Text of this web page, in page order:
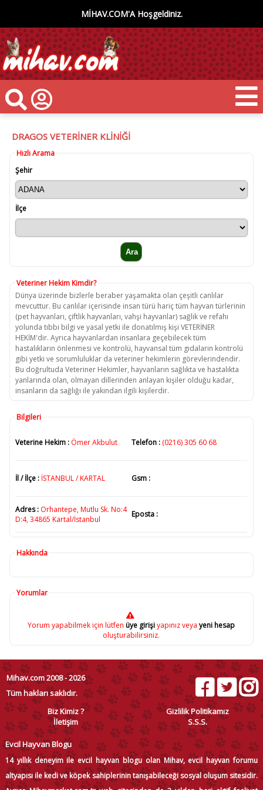
MİHAV.COM'A Hoşgeldiniz.
DRAGOS VETERİNER KLİNİĞİ
Hızlı Arama
Şehir
İlçe
Veteriner Hekim Kimdir?
Dünya üzerinde bizlerle beraber yaşamakta olan çeşitli canlılar
mevcuttur. Bu canlılar içerisinde insan türü hariç tüm hayvan türlerinin
(pet hayvanları, çiftlik hayvanları, vahşi hayvanlar) sağlık ve refahı
yolunda tıbbi bilgi ve yasal yetki ile donatılmış kişi VETERİNER
HEKİM'dir. Ayrıca hayvanlardan insanlara geçebilecek tüm
hastalıkların önlenmesi ve kontrolü, hayvansal tüm gıdaların kontrolü
gibi yetki ve sorumluluklar da veteriner hekimlerin görevlerindendir.
Bu doğrultuda Veteriner Hekimler, hayvanların sağlıkta ve hastalıkta
yanlarında olan, olmayan dillerinden anlayan kişiler olduğu kadar,
insanların da sağlığı ile yakından ilgili kişilerdir.
Bilgileri
Veterine Hekim : Ömer Akbulut Telefon : (0216) 305 60 68
İl / İlçe : İSTANBUL / KARTAL Gsm :
Adres : Orhantepe, Mutlu Sk. No:4
D:4, 34865 Kartal/İstanbul
Eposta :
Hakkında
Yorumlar
Yorum yapabilmek için lütfen üye girişiyapınız veya yeni hesap
oluşturabilirsiniz.
Mihav.com 2008 - 2026
Tüm hakları saklıdır.
Biz Kimiz ?
Gizlilik Politikamız
İletişim
S.S.S.
Evcil Hayvan Blogu
14 yıllık deneyim ile evcil hayvan blogu olan Mihav, evcil hayvan forumu
altyapısı ile kedi ve köpek sahiplerinin tanışabileceği sosyal oluşum sitesidir.